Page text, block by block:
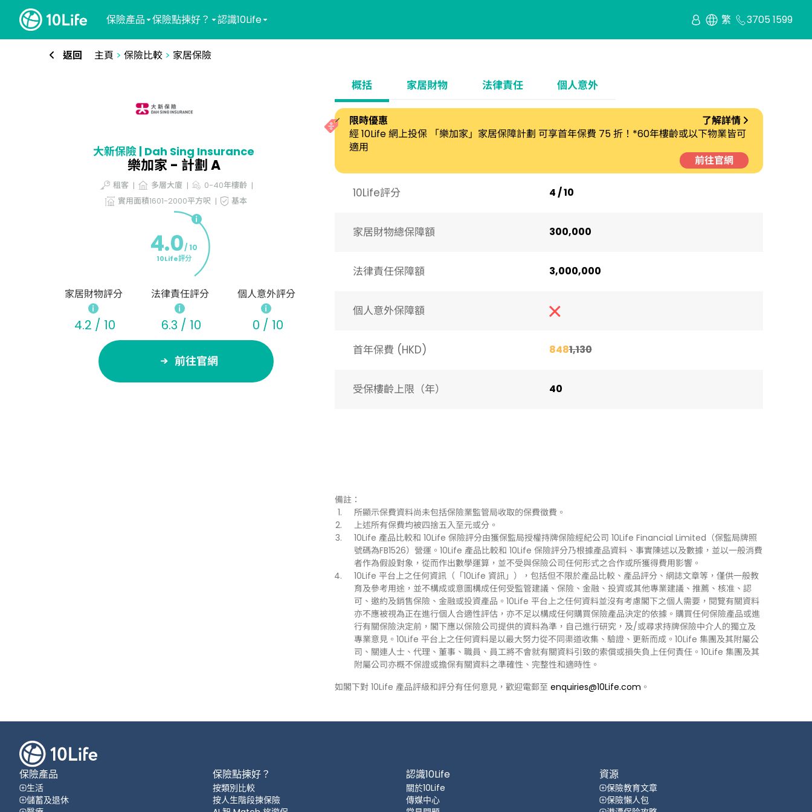
保險產品 保險點揀好？ 認識10Life 繁 3705 1599
返回 主頁 > 保險比較> 家居保險
大新保險 | Dah Sing Insurance
樂加家 - 計劃 A
租客 多層大廈
0-40年樓齡
實用面積1601-2000平方呎
基本
4.0/ 10
10Life評分
家居財物評分
4.2 / 10
法律責任評分
6.3 / 10
個人意外評分
0 / 10
前往官網
概括 家居財物 法律責任 個人意外
限時優惠
了解詳情
經 10Life 網上投保 「樂加家」家居保障計劃 可享首年保費 75 折！*60年樓齡或以下物業皆可
適用
前往官網
10Life評分 4 / 10
家居財物總保障額 300,000
法律責任保障額 3,000,000
個人意外保障額
首年保費 (HKD) 8481,130
受保樓齡上限（年）​ 40
備註：
所顯示保費資料尚未包括保險業監管局收取的保費徵費。
上述所有保費均被四捨五入至元或分。
10Life 產品比較和 10Life 保險評分由獲保監局授權持牌保險經紀公司 10Life Financial Limited（保監局牌照
號碼為FB1526）營運。10Life 產品比較和 10Life 保險評分乃根據產品資料、事實陳述以及數據，並以一般消費
者作為假設對象，從而作出數學運算，並不受與保險公司任何形式之合作或所獲得費用影響。
10Life 平台上之任何資訊（「10Life 資訊」），包括但不限於產品比較、產品評分、網誌文章等，僅供一般教
育及參考用途，並不構成或意圖構成任何受監管建議、保險、金融、投資或其他專業建議、推薦、核准、認
可、邀約及銷售保險、金融或投資產品。10Life 平台上之任何資料並沒有考慮閣下之個人需要，閱覽有關資料
亦不應被視為正在進行個人合適性評估，亦不足以構成任何購買保險產品決定的依據。購買任何保險產品或進
行有關保險決定前，閣下應以保險公司提供的資料為準，自己進行研究，及/或尋求持牌保險中介人的獨立及
專業意見。10Life 平台上之任何資料是以最大努力從不同渠道收集、驗證、更新而成。10Life 集團及其附屬公
司、關連人士、代理、董事、職員、員工將不會就有關資料引致的索償或損失負上任何責任。10Life 集團及其
附屬公司亦概不保證或擔保有關資料之準確性、完整性和適時性。
如閣下對 10Life 產品評級和評分有任何意見，歡迎電郵至 enquiries@10Life.com 。
保險產品
生活
儲蓄及退休
保險點揀好？
按類別比較
按人生階段揀保險
認識10Life
關於10Life
傳媒中心
資源
保險教育文章
保險懶人包